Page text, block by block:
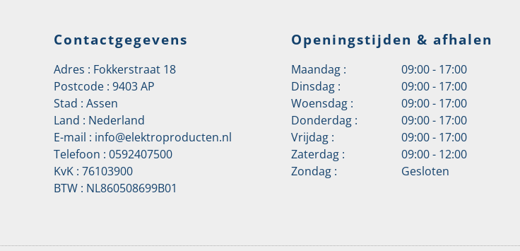
Contactgegevens
Adres : Fokkerstraat 18
Postcode : 9403 AP
Stad : Assen
Land : Nederland
E-mail : info@elektroproducten.nl
Telefoon : 0592407500
KvK : 76103900
BTW : NL860508699B01
Openingstijden & afhalen
Maandag :
09:00 - 17:00
Dinsdag :
09:00 - 17:00
Woensdag :
09:00 - 17:00
Donderdag :
09:00 - 17:00
Vrijdag :
09:00 - 17:00
Zaterdag :
09:00 - 12:00
Zondag :
Gesloten